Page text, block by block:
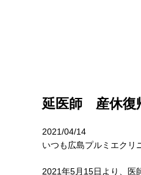
延医師 産休復
2021/04/14
いつも広島プルミエクリ
2021年5月15日 より、医